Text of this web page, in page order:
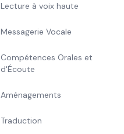
Lecture à voix haute
Messagerie Vocale
Compétences Orales et
d'Écoute
Aménagements
Traduction